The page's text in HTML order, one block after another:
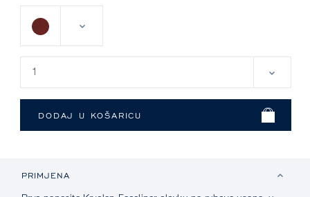
PRIMJENA